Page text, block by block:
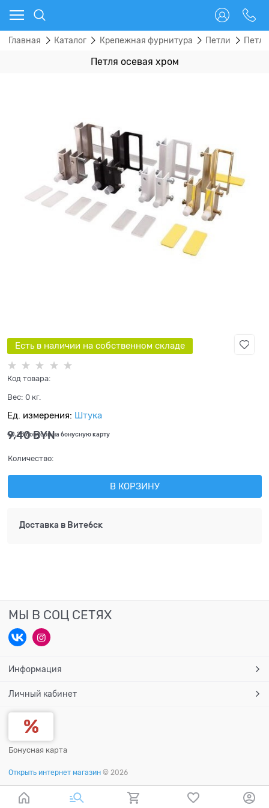
Главная Каталог Крепежная фурнитура Петли
Петля осевая хром
Есть в наличии на собственном складе
Код товара:
Вес: 0 кг.
Ед. измерения: Штука
9,40 BYN
+0,28 бонусов на бонусную карту
Количество:
В КОРЗИНУ
Доставка в Витебск
МЫ В СОЦ СЕТЯХ
Информация
Личный кабинет
Бонусная карта
Открыть интернет магазин © 2026